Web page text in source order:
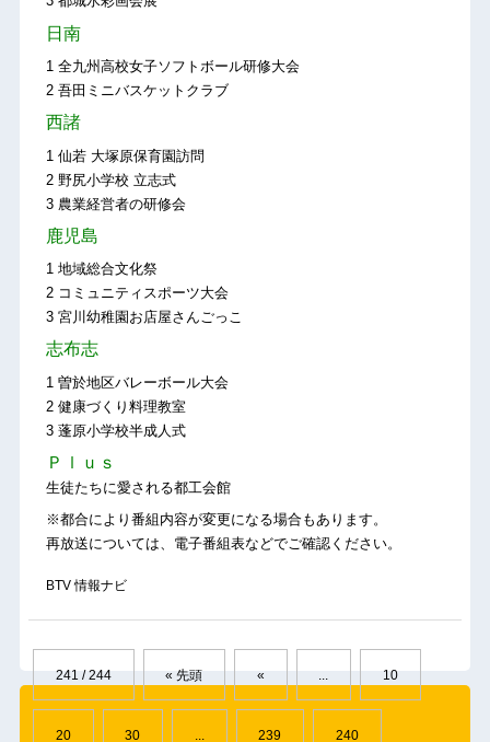
日南
1 全九州高校女子ソフトボール研修大会
2 吾田ミニバスケットクラブ
西諸
1 仙若 大塚原保育園訪問
2 野尻小学校 立志式
3 農業経営者の研修会
鹿児島
1 地域総合文化祭
2 コミュニティスポーツ大会
3 宮川幼稚園お店屋さんごっこ
志布志
1 曽於地区バレーボール大会
2 健康づくり料理教室
3 蓬原小学校半成人式
Ｐｌｕｓ
生徒たちに愛される都工会館
※都合により番組内容が変更になる場合もあります。
再放送については、電子番組表などでご確認ください。
BTV 情報ナビ
241 / 244 « 先頭 « 10
20 30 ... 239 240